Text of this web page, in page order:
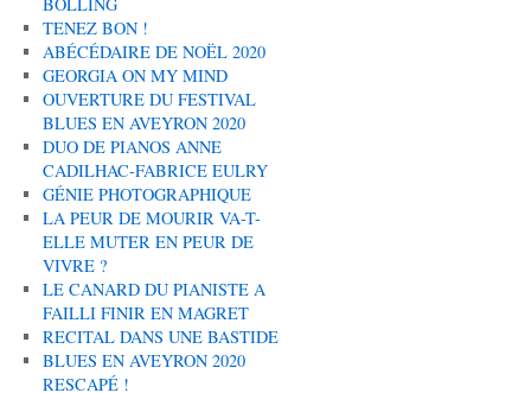
BOLLING
TENEZ BON !
ABÉCÉDAIRE DE NOËL 2020
GEORGIA ON MY MIND
OUVERTURE DU FESTIVAL
BLUES EN AVEYRON 2020
DUO DE PIANOS ANNE
CADILHAC-FABRICE EULRY
GÉNIE PHOTOGRAPHIQUE
LA PEUR DE MOURIR VA-T-
ELLE MUTER EN PEUR DE
VIVRE ?
LE CANARD DU PIANISTE A
FAILLI FINIR EN MAGRET
RECITAL DANS UNE BASTIDE
BLUES EN AVEYRON 2020
RESCAPÉ !